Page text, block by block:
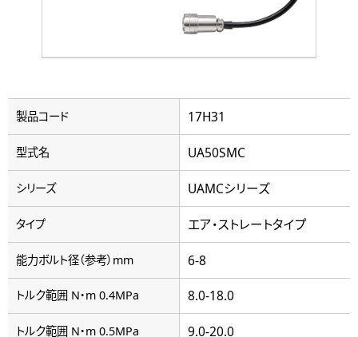
製品コード 17H31
型式名 UA50SMC
シリーズ UAMCシリーズ
タイプ エア・ストレートタイプ
能力ボルト径（参考）mm 6-8
トルク範囲 N・m 0.4MPa 8.0-18.0
トルク範囲 N・m 0.5MPa 9.0-20.0